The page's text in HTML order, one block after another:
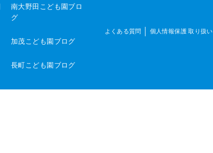
南大野田こども園ブロ
グ
加茂こども園ブログ
長町こども園ブログ
よくある質問 個人情報保護 取り扱い